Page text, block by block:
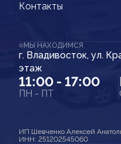
Контакты
МЫ НАХОДИМСЯ
г. Владивосток, ул.
этаж
11:00 - 17:00
ПН - ПТ
ИП Шевченко Алексей
ИНН: 251202545060